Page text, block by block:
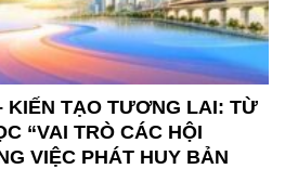
KIẾN TẠO TƯƠNG LAI: TỪ
“VAI TRÒ CÁC HỘI
VIỆC PHÁT HUY BẢN